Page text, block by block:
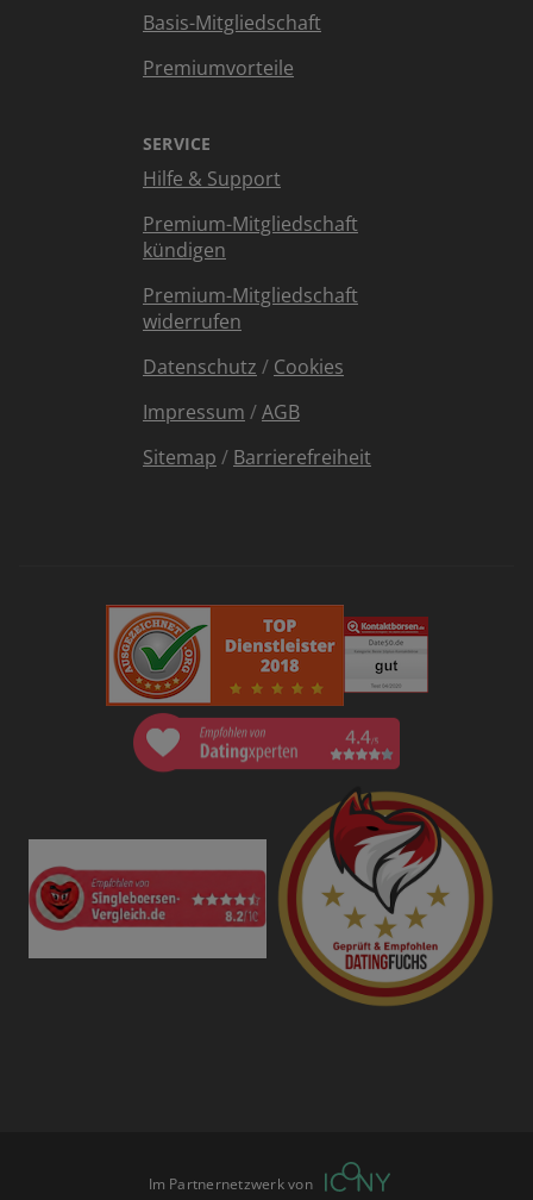
Basis-Mitgliedschaft
Premiumvorteile
SERVICE
Hilfe & Support
Premium-Mitgliedschaft
kündigen
Premium-Mitgliedschaft
widerrufen
Datenschutz / Cookies
Impressum /AGB
Sitemap / Barrierefreiheit
Im Partnernetzwerk von